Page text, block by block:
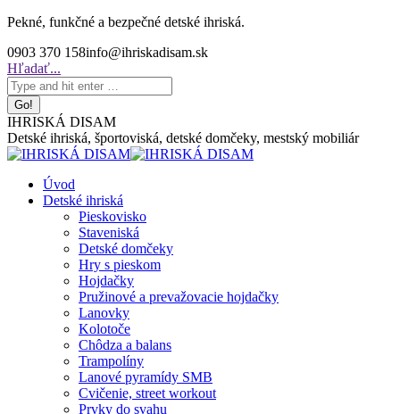
Skip
content
Pekné, funkčné a bezpečné detské ihriská.
0903 370 158info@ihriskadisam.sk
Search:
Hľadať...
IHRISKÁ DISAM
Detské ihriská, športoviská, detské domčeky, mestský mobiliár
Úvod
Detské ihriská
Pieskovisko
Staveniská
Detské domčeky
Hry s pieskom
Hojdačky
Pružinové a prevažovacie hojdačky
Lanovky
Kolotoče
Chôdza a balans
Trampolíny
Lanové pyramídy SMB
Cvičenie, street workout
Prvky do svahu